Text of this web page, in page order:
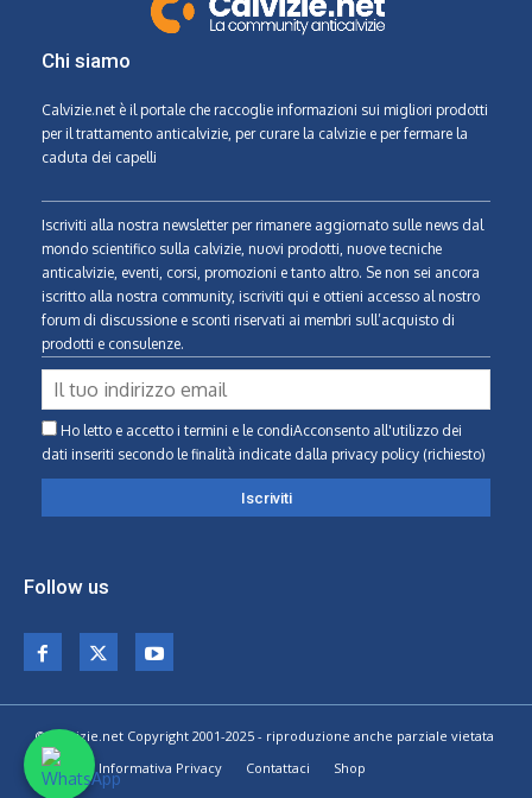
Chi siamo
Calvizie.net è il portale che raccoglie informazioni sui migliori prodotti
per il trattamento anticalvizie, per curare la calvizie e per fermare la
caduta dei capelli
Iscriviti alla nostra newsletter per rimanere aggiornato sulle news dal
mondo scientifico sulla calvizie, nuovi prodotti, nuove tecniche
anticalvizie, eventi, corsi, promozioni e tanto altro. Se non sei ancora
iscritto alla nostra community, iscriviti qui e ottieni accesso al nostro
forum di discussione e sconti riservati ai membri sull’acquisto di
prodotti e consulenze.
Ho letto e accetto i termini e le condiAcconsento all'utilizzo dei
dati inseriti secondo le finalità indicate dalla privacy policy (richiesto)
Follow us
© Calvizie.net Copyright 2001-2025 - riproduzione anche parziale vietata
Home
Informativa Privacy Contattaci Shop